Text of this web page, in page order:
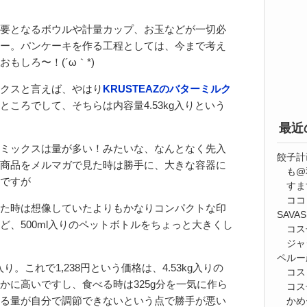
となるボウルや計量カップ、お玉などが一切必
。パンケーキを作る工程としては、今まで考え
もしろ〜！(´ω｀*)
スと言えば、やはり KRUSTEAZのバターミルク
ころでして、そちらは内容量4.53kg入りという
ックスは量が多い！みたいな、なんとなく先入
品をメルマガで見た時は勝手に、大きな容器に
すが
時は想像していたよりもかなりコンパクトな印
、500ml入りのペットボトルをちょっと大きくし
。これで1,238円という価格は、4.53kg入りの
に高いですし、食べる時は325g分を一気に作ら
量が自分で調節できないという点で勝手が悪い
最近
餃子
も
す
コ
コ
ジ
ペル
コ
コ
か